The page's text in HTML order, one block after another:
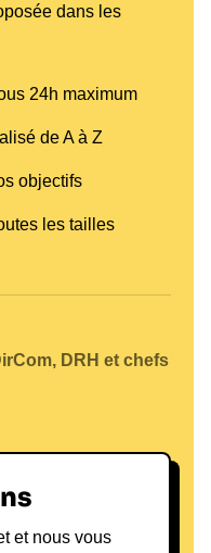
dans les
24h maximum
de A à Z
objectifs
les tailles
DRH et chefs
et nous vous